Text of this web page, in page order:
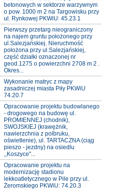
betonowych w sektorze warzywnym
o pow. 1000 m 2 na Targowisku przy
ul. Rynkowej PKWiU: 45.23.1
Pierwszy przetarg nieograniczony
na najem gruntu położonego przy
ul.Salezjańskiej. Nieruchmość
położona przy ul.Salezjańskiej,
część działki oznaczonej nr
geod.1275 o powierzchni 2708 m 2 .
Okres...
Wykonanie matryc z mapy
zasadniczej miasta Piły PKWiU
74.20.7
Opracowanie projektu budowlanego
- drogowego na budowę ul.
PROMIENNEJ (chodnik),
SWOJSKIEJ (krawężnik,
nawierzchnia z polbruku,
oświetlenie), ul. TARTACZNA (ciąg
pieszo - jezdny) na osiedlu
,,Koszyce"...
Opracowanie projektu na
modernizację stadionu
lekkoatletycznego w Pile przy ul.
Żeromskiego PKWiU: 74.20.3